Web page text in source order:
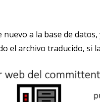
a la base de
el archivo traducido, si